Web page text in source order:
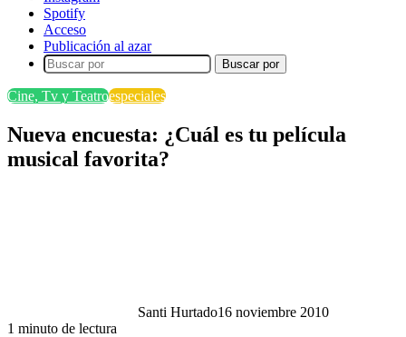
Spotify
Acceso
Publicación al azar
Buscar por
Cine, Tv y Teatroespeciales
Nueva encuesta: ¿Cuál es tu película
musical favorita?
Santi Hurtado16 noviembre 2010
1 minuto de lectura